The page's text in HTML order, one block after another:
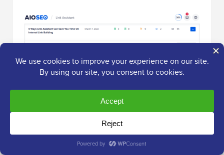
Vedrai suggerimenti per aggiungere collegamenti
interni. Semplicemente rivedi le frasi e fai clic su 'Add
Link' per includerle nella bozza del tuo blog.